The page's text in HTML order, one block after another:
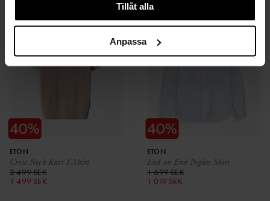
Tillåt alla
Anpassa
Crew Neck Knit T-Shirt
ETON
2 499 SEK
1 499 SEK
End on End Poplin Shirt
ETON
1 699 SEK
1 019 SEK